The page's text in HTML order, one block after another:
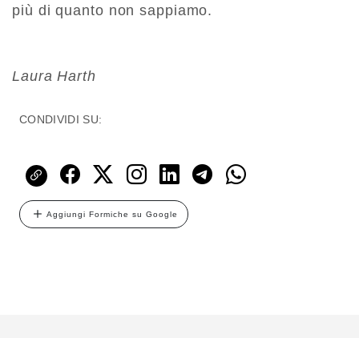
più di quanto non sappiamo.
Laura Harth
CONDIVIDI SU:
Aggiungi Formiche su Google